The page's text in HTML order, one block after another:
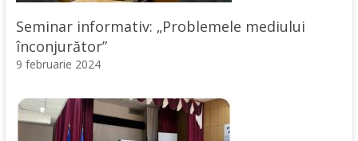
Seminar informativ: „Problemele mediului
înconjurător”
9 februarie 2024